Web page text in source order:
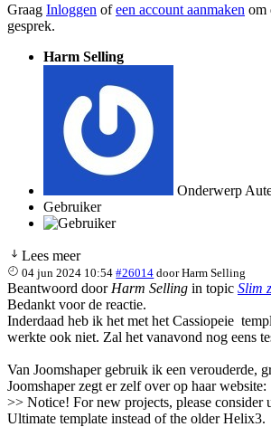
Graag Inloggen ofeen account aanmaken om
gesprek.
Harm Selling
Onderwerp
Gebruiker
Lees meer
04 jun 2024 10:54 #26014 doorHarm Selling
Beantwoord door Harm Selling in topic Slim
Bedankt voor de reactie.
Inderdaad heb ik het met het Cassiopeie
werkte ook niet. Zal het vanavond nog eens
Van Joomshaper gebruik ik een verouderde,
Joomshaper zegt er zelf over op haar website:
>> Notice! For new projects, please consider
Ultimate template instead of the older Helix3.